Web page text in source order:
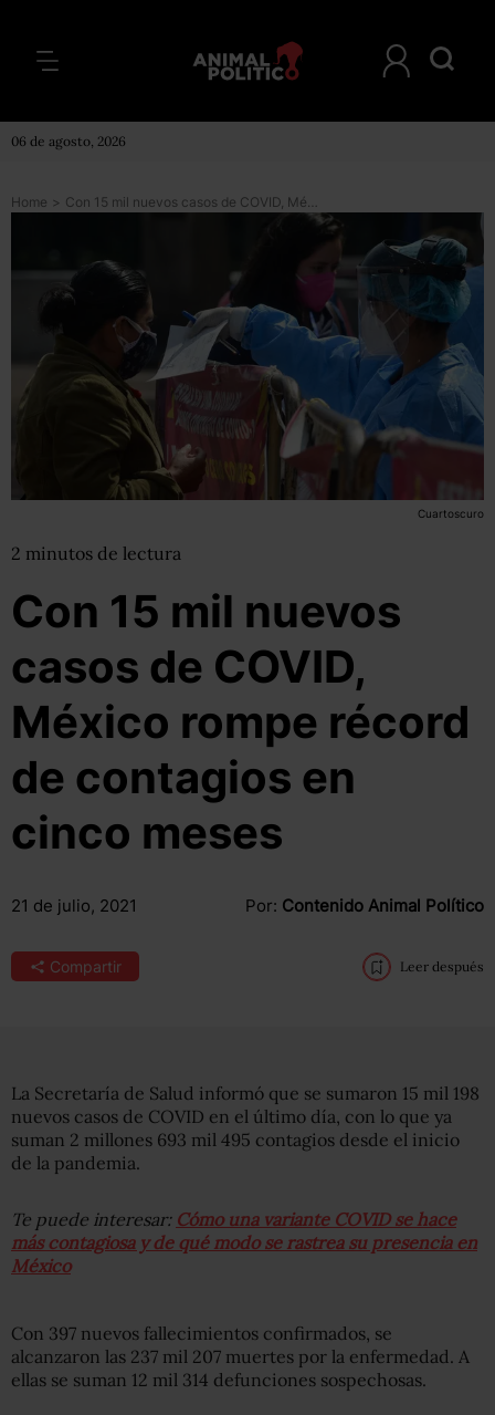
06 de agosto, 2026
Home > Con 15 mil nuevos casos de COVID, México rompe récord de contagios en cinco meses
Cuartoscuro
2 minutos de lectura
Con 15 mil nuevos
casos de COVID,
México rompe récord
de contagios en
cinco meses
21 de julio, 2021 Por: Contenido Animal Político
Compartir Leer después
La Secretaría de Salud informó que se sumaron 15 mil 198
nuevos casos de COVID en el último día, con lo que ya
suman 2 millones 693 mil 495 contagios desde el inicio
de la pandemia.
Te puede interesar: Cómo una variante COVID se hace
más contagiosa y de qué modo se rastrea su presencia en
México
Con 397 nuevos fallecimientos confirmados, se
alcanzaron las 237 mil 207 muertes por la enfermedad. A
ellas se suman 12 mil 314 defunciones sospechosas.